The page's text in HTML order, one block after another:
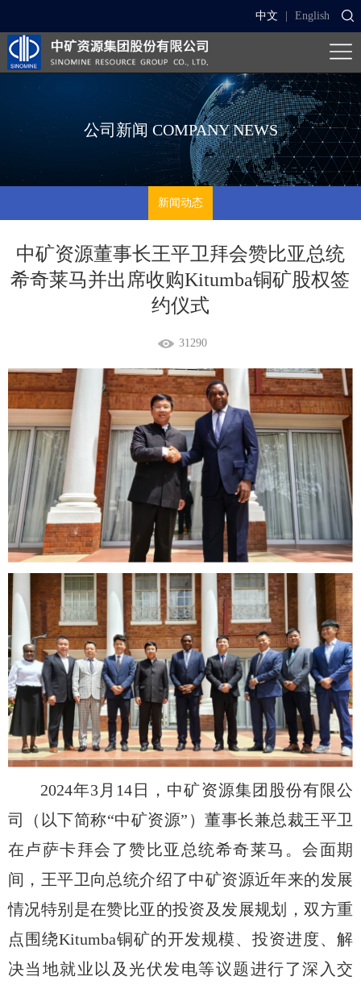
中文 English
公司新闻 COMPANY NEWS
新闻动态
中矿资源董事长王平卫拜会赞比亚总统
希奇莱马并出席收购Kitumba铜矿股权签
约仪式
31290
2024年3月14日，中矿资源集团股份有限公
司（以下简称“中矿资源”）董事长兼总裁王平卫
在卢萨卡拜会了赞比亚总统希奇莱马。会面期
间，王平卫向总统介绍了中矿资源近年来的发展
情况特别是在赞比亚的投资及发展规划，双方重
点围绕Kitumba铜矿的开发规模、投资进度、解
决当地就业以及光伏发电等议题进行了深入交